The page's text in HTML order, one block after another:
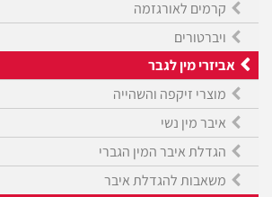
קרמים לאורגזמה
ויברטורים
אביזרי מין לגבר
מוצרי זיקפה והשהייה
איבר מין נשי
הגדלת איבר המין הגברי
משאבות להגדלת איבר